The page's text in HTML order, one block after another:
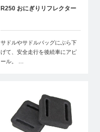
R250 おにぎりリフレクター
サドルやサドルバッグにぶら下
げて、安全走行を後続車にアピ
ール。 …